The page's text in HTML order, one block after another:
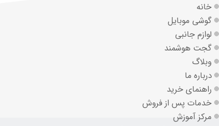
خانه
گوشی موبایل
لوازم جانبی
گجت هوشمند
وبلاگ
درباره ما
راهنمای خرید
خدمات پس از فروش
مرکز آموزش